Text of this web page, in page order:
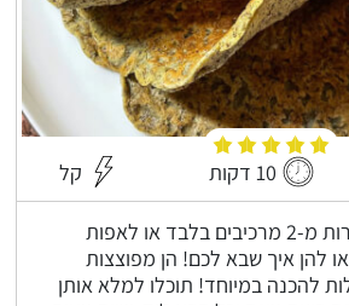
10 דקות קל
טורטיות עדשים שחורות מ-2 מרכיבים בלבד או לאפות
להן איך שבא לכם! הן מפוצצות
להכנה במיוחד! תוכלו למלא אותן